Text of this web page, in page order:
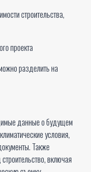
строительства,
проекта
разделить на
данные о будущем
условия,
Также
включая